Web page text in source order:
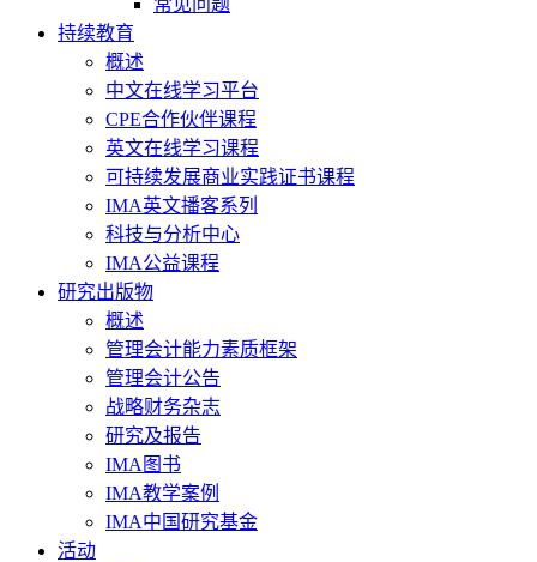
常见问题
持续教育
概述
中文在线学习平台
CPE合作伙伴课程
英文在线学习课程
可持续发展商业实践证书课程
IMA英文播客系列
科技与分析中心
IMA公益课程
研究出版物
概述
管理会计能力素质框架
管理会计公告
战略财务杂志
研究及报告
IMA图书
IMA教学案例
IMA中国研究基金
活动